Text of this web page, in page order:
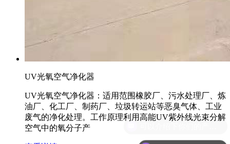
UV光氧空气净化器
UV光氧空气净化器：适用范围橡胶厂、污水处理厂、炼
油厂、化工厂、制药厂、垃圾转运站等恶臭气体、工业
废气的净化处理。工作原理利用高能UV紫外线光束分解
空气中的氧分子产